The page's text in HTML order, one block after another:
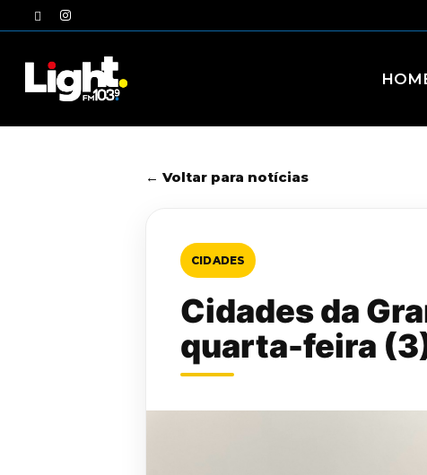
to
twitterinstagram
← Voltar para notícias
CIDADES
Cidades da
quarta-feira